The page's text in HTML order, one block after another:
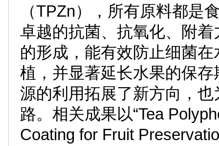
（TPZn），所有原料都是
卓越的抗菌、抗氧化、附
的形成，能有效防止细菌
植，并显著延长水果的保
源的利用拓展了新方向，
路。相关成果以“Tea
Coating for Fruit